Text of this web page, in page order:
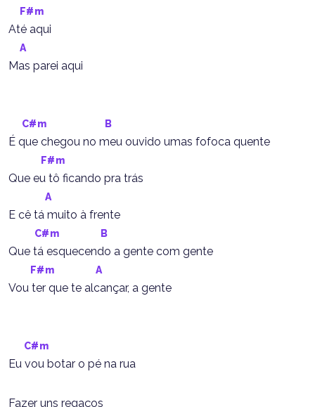
F#m
Até aqui
A
Mas parei aqui
C#m B
É que chegou no meu ouvido umas fofoca quente
F#m
Que eu tô ficando pra trás
A
E cê tá muito à frente
C#m B
Que tá esquecendo a gente com gente
F#m A
Vou ter que te alcançar, a gente
C#m
Eu vou botar o pé na rua
Fazer uns regaços